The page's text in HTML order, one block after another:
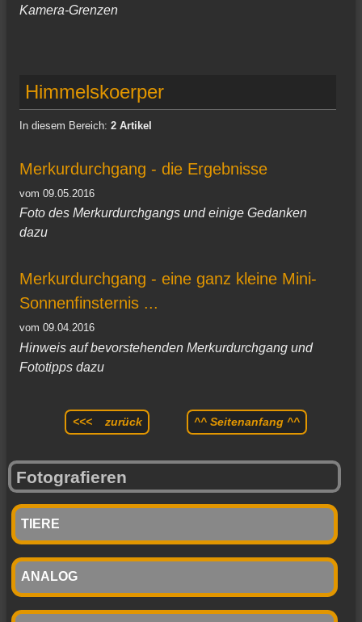
Kamera-Grenzen
Himmelskoerper
In diesem Bereich: 2 Artikel
Merkurdurchgang - die Ergebnisse
vom 09.05.2016
Foto des Merkurdurchgangs und einige Gedanken
dazu
Merkurdurchgang - eine ganz kleine Mini-
Sonnenfinsternis ...
vom 09.04.2016
Hinweis auf bevorstehenden Merkurdurchgang und
Fototipps dazu
<<< zurück ^^ Seitenanfang ^^
Fotografieren
TIERE
ANALOG